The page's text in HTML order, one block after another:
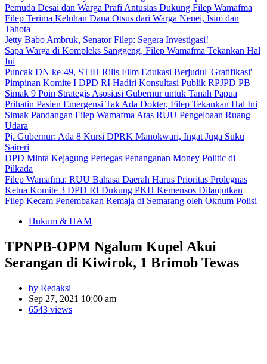
Pemuda Desai dan Warga Prafi Antusias Dukung Filep Wamafma
Filep Terima Keluhan Dana Otsus dari Warga Nenei, Isim dan
Tahota
Jetty Babo Ambruk, Senator Filep: Segera Investigasi!
Sapa Warga di Kompleks Sanggeng, Filep Wamafma Tekankan Hal
Ini
Puncak DN ke-49, STIH Rilis Film Edukasi Berjudul 'Gratifikasi'
Pimpinan Komite I DPD RI Hadiri Konsultasi Publik RPJPD PB
Simak 9 Poin Strategis Asosiasi Gubernur untuk Tanah Papua
Prihatin Pasien Emergensi Tak Ada Dokter, Filep Tekankan Hal Ini
Simak Pandangan Filep Wamafma Atas RUU Pengeloaan Ruang
Udara
Pj. Gubernur: Ada 8 Kursi DPRK Manokwari, Ingat Juga Suku
Saireri
DPD Minta Kejagung Pertegas Penanganan Money Politic di
Pilkada
Filep Wamafma: RUU Bahasa Daerah Harus Prioritas Prolegnas
Ketua Komite 3 DPD RI Dukung PKH Kemensos Dilanjutkan
Filep Kecam Penembakan Remaja di Semarang oleh Oknum Polisi
Hukum & HAM
TPNPB-OPM Ngalum Kupel Akui
Serangan di Kiwirok, 1 Brimob Tewas
by Redaksi
Sep 27, 2021 10:00 am
6543 views